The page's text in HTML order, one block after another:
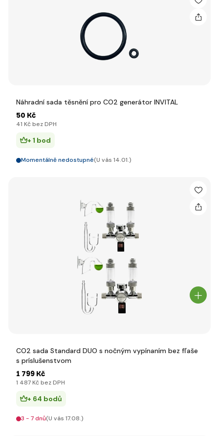
Náhradní sada těsnění pro CO2 generátor INVITAL
50 Kč
41 Kč bez DPH
+ 1 bod
Momentálně nedostupné(U vás 14.01.)
CO2 sada Standard DUO s nočným vypínaním bez fľaše
s príslušenstvom
1 799 Kč
1 487 Kč bez DPH
+ 64 bodů
3 - 7 dnů(U vás 17.08.)